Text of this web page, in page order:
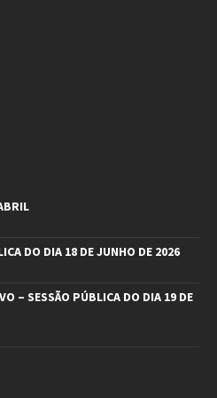
DO DIA 18 DE JUNHO DE 2026
– SESSÃO PÚBLICA DO DIA 19 DE